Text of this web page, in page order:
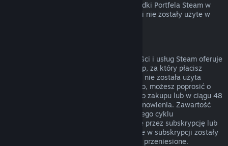
Możesz poprosić o zwrot pieniędzy za środki Portfela Steam w
ciągu 14 dni od ich zakupu na Steam, jeśli nie zostały użyte w
W przypadku niektórego rodzaju zawartości i usług Steam oferuje
okresowy (comiesięczny, coroczny) dostęp, za który płacisz
cyklicznie. Jeżeli odnawialna subskrypcja nie została użyta
podczas obecnego okresu rozliczeniowego, możesz poprosić o
zwrot w ciągu 48 godzin od początkowego zakupu lub w ciągu 48
godzin od dowolnego automatycznego odnowienia. Zawartość
uznaje się za użytą, jeżeli podczas obecnego cyklu
rozliczeniowego grano w gry obejmowane przez subskrypcję lub
jeżeli wszelkie korzyści lub zniżki zawarte w subskrypcji zostały
użyte, wykorzystane, zmodyfikowane lub przeniesione.